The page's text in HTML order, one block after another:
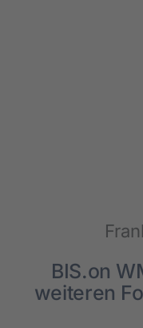
BIS.on
wei­te­ren